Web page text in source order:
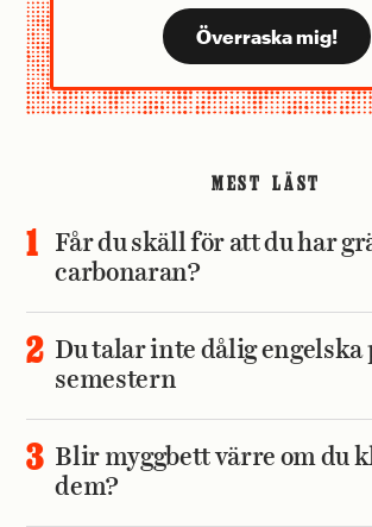
MEST LÄST
Får du skäll för att du har
carbonaran?
Du talar inte dålig engelska
semestern
Blir myggbett värre om du
dem?